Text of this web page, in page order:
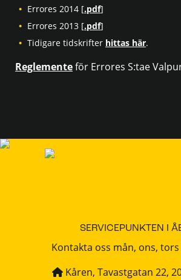
Errores 2014 [.pdf]
Errores 2013 [.pdf]
Tidigare tidskrifter hittas här.
Reglementeför Errores S:tae
SERVICEPUNKTEN I
Kontakta oss mån, ons, tors
Kåren, Tavastgatan 22,